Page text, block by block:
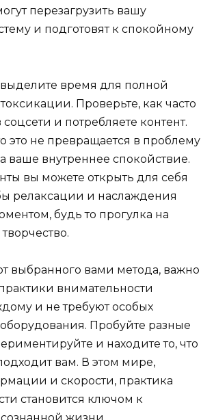
перезагрузить вашу
и подготовят к спокойному
время для полной
Проверьте, как часто
и потребляете контент.
это не превращается в проблему
ваше внутреннее спокойствие.
вы можете открыть для себя
релаксации и наслаждения
будь то прогулка на
выбранного вами метода, важно
внимательности
и не требуют особых
Пробуйте разные
и находите то, что
вам. В этом мире,
и скорости, практика
становится ключом к